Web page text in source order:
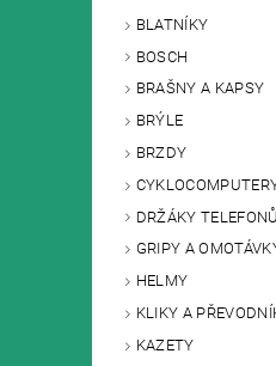
BLATNÍKY
BOSCH
BRAŠNY A KAPSY
BRÝLE
BRZDY
DRŽÁKY
GRIPY A
HELMY
KLIKY A
KAZETY